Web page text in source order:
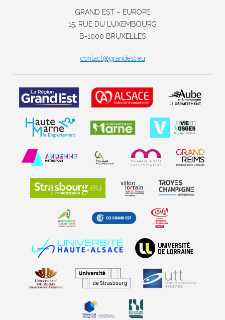
GRAND EST – EUROPE
15, RUE DU LUXEMBOURG
B-1000 BRUXELLES
contact@grandest.eu